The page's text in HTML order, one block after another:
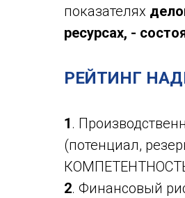
показателях
ресурсах, -
РЕЙТИНГ
1 .
(потенциал,
2. Финансовый